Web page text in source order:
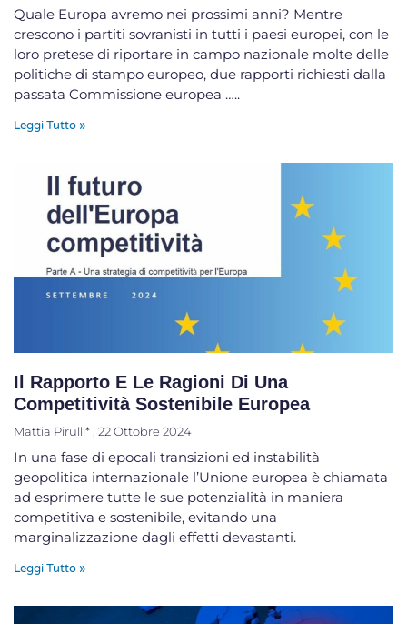
Quale Europa avremo nei prossimi anni? Mentre
crescono i partiti sovranisti in tutti i paesi europei, con le
loro pretese di riportare in campo nazionale molte delle
politiche di stampo europeo, due rapporti richiesti dalla
passata Commissione europea …..
Leggi Tutto »
Il Rapporto E Le Ragioni Di Una
Competitività Sostenibile Europea
Mattia Pirulli* 22 Ottobre 2024
In una fase di epocali transizioni ed instabilità
geopolitica internazionale l’Unione europea è chiamata
ad esprimere tutte le sue potenzialità in maniera
competitiva e sostenibile, evitando una
marginalizzazione dagli effetti devastanti.
Leggi Tutto »